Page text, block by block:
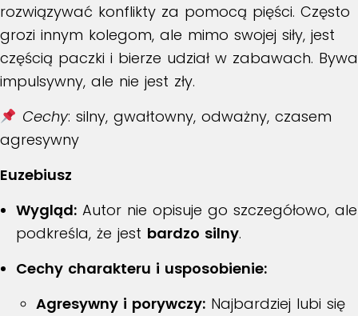
rozwiązywać konflikty za pomocą pięści. Często
grozi innym kolegom, ale mimo swojej siły, jest
częścią paczki i bierze udział w zabawach. Bywa
impulsywny, ale nie jest zły.
Cechy: silny, gwałtowny, odważny, czasem
agresywny
Euzebiusz
Wygląd: Autor nie opisuje go szczegółowo, ale
podkreśla, że jest bardzo silny.
Cechy charakteru i usposobienie:
Agresywny i porywczy: Najbardziej lubi się